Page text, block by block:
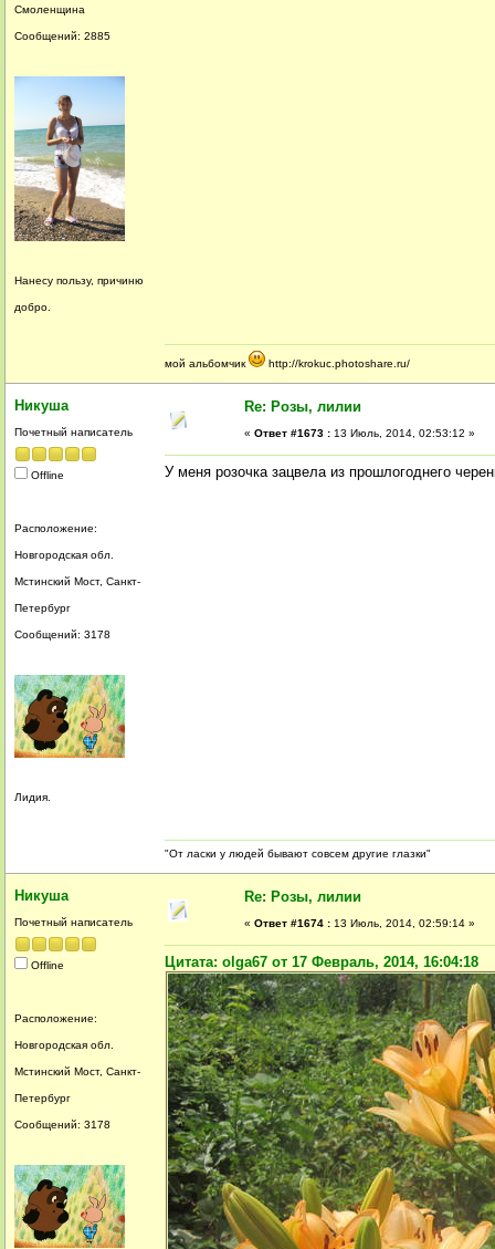
Смоленщина
Сообщений: 2885
Нанесу пользу, причиню
добро.
мой альбомчик http://krokuc.photoshare.ru/
Никуша
Почетный написатель
Offline
Расположение:
Новгородская обл.
Мстинский Мост, Санкт-
Петербург
Сообщений: 3178
Лидия.
Re: Розы, лилии
« Ответ #1673 : 13 Июль, 2014, 02:53:12 »
У меня розочка зацвела из прошлогоднего
"От ласки у людей бывают совсем другие глазки"
Никуша
Почетный написатель
Offline
Расположение:
Новгородская обл.
Мстинский Мост, Санкт-
Петербург
Сообщений: 3178
Re: Розы, лилии
« Ответ #1674 : 13 Июль, 2014, 02:59:14 »
Цитата: olga67 от 17 Февраль, 2014, 16:04:18